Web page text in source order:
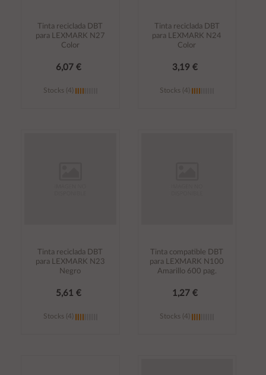
Tinta reciclada DBT
para LEXMARK N27
Color
6,07 €
Stocks (4)
Tinta reciclada DBT
para LEXMARK N24
Color
3,19 €
Stocks (4)
Tinta reciclada DBT
para LEXMARK N23
Negro
5,61 €
Stocks (4)
Tinta compatible DBT
para LEXMARK N100
Amarillo 600 pag.
1,27 €
Stocks (4)